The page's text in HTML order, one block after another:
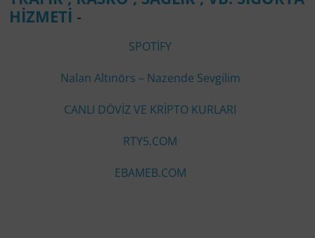
HİZMETİ -
SPOTİFY
Nalan Altınörs – Nazende Sevgilim
CANLI DÖVİZ VE KRİPTO KURLARI
RTY5.COM
EBAMEB.COM